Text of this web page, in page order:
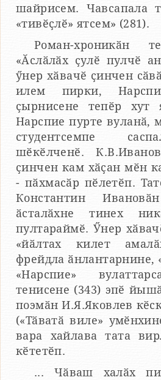
шайрисем. Чавсапала
«тивӗҫлӗ» ятсем» (281).
Роман-хроникӑн
«Ӑслӑлӑх ҫулӗ пулчӗ
ӳнер хӑвачӗ ҫинчен
илем пирки,
ҫырнисене тепӗр хут
Нарспие пурте вуланӑ,
студентсемпе
шӗкӗлченӗ.
ҫинчен кам хӑҫан мӗн
- пӑхмасӑр пӗлетӗп.
Константин
ӑсталӑхне тинех
пултараймӗ. Ӳнер
«йӑлтах килет
фрейдла ӑнлантарнине,
«Нарспие»
тенисене (343) эпӗ
поэмӑн И.Я.Яковлев
(«Тӑватӑ виле»
вара хайлава тата
кӗтетӗп.
... Чӑваш халӑх